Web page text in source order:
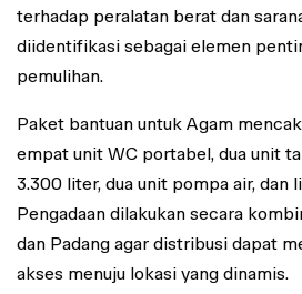
terhadap peralatan berat dan
diidentifikasi sebagai elemen
pemulihan.
Paket bantuan untuk Agam
empat unit WC portabel, dua unit
3.300 liter, dua unit pompa air, dan
Pengadaan dilakukan secara
dan Padang agar distribusi dapat
akses menuju lokasi yang dinamis.